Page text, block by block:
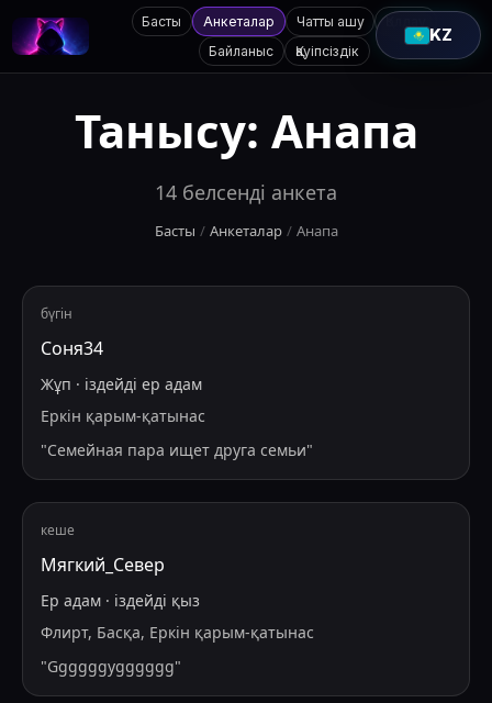
Басты Анкеталар Чатты ашу
Қолдау
Байланыс
Қауіпсіздік
KZ
Танысу: Анапа
14 белсенді анкета
Басты / Анкеталар / Анапа
бүгін
Соня34
Жұп · іздейді ер адам
Еркін қарым-қатынас
"Семейная пара ищет друга семьи"
кеше
Мягкий_Север
Ер адам · іздейді қыз
Флирт, Басқа, Еркін қарым-қатынас
"Ggggggygggggg"